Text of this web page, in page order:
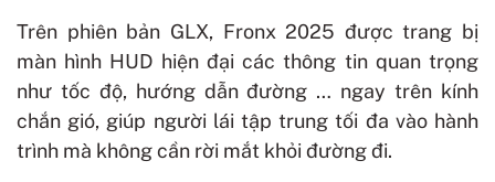
Trên phiên bản GLX, Fronx 2025 được trang bị
màn hình HUD hiện đại các thông tin quan trọng
như tốc độ, hướng dẫn đường … ngay trên kính
chắn gió, giúp người lái tập trung tối đa vào hành
trình mà không cần rời mắt khỏi đường đi.